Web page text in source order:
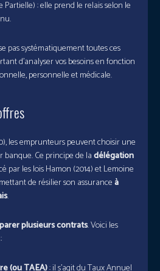
: elle prend le relais selon le
pas systématiquement toutes ces
d’analyser vos besoins en fonction
personnelle et médicale.
les emprunteurs peuvent choisir une
banque. Ce principe de ladélégation
par les lois Hamon (2014) et Lemoine
de résilier son assuranceà
.
plusieurs contrats. Voici les
(ou TAEA): il s’agit du Taux Annuel